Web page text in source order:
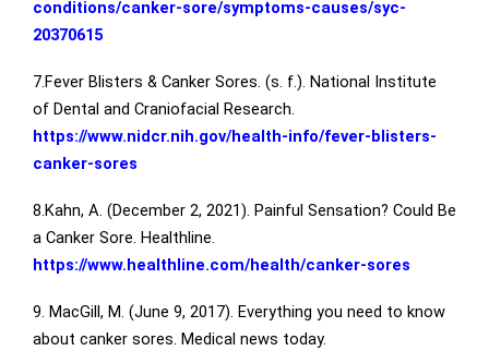
conditions/canker-sore/symptoms-causes/syc-
20370615
7.Fever Blisters & Canker Sores. (s. f.). National Institute
of Dental and Craniofacial Research.
https://www.nidcr.nih.gov/health-info/fever-blisters-
canker-sores
8.Kahn, A. (December 2, 2021). Painful Sensation? Could Be
a Canker Sore. Healthline.
https://www.healthline.com/health/canker-sores
9. MacGill, M. (June 9, 2017). Everything you need to know
about canker sores. Medical news today.